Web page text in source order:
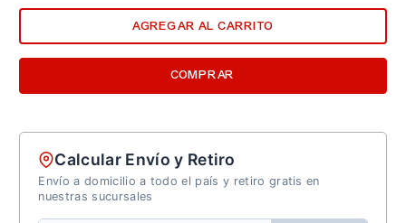
AGREGAR AL CARRITO
COMPRAR
Calcular Envío y Retiro
Envío a domicilio a todo el país y retiro gratis en
nuestras sucursales